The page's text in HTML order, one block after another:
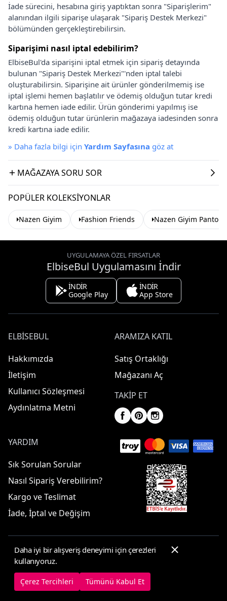
İade sürecini, hesabına giriş yaptıktan sonra "Siparişlerim"
alanından ilgili siparişe ulaşarak "Sipariş Destek Merkezi"
bölümünden gerçekleştirebilirsin.
Siparişimi nasıl iptal edebilirim?
ElbiseBul'da siparişini iptal etmek için sipariş detayında
bulunan "Sipariş Destek Merkezi"'nden iptal talebi
oluşturabilirsin. Siparişine ait ürünler gönderilmemiş ise
iptal işlemi hemen başlatılır ve ödemiş olduğun tutar kredi
kartına hemen iade edilir. Ürün gönderimi yapılmış ise
ödemiş olduğun tutar ürünlerin mağazaya iadesinden sonra
kredi kartına iade edilir.
» Daha fazla bilgi için Yardım Sayfasına göz at
MAĞAZAYA SORU SOR
POPÜLER KOLEKSIYONLAR
Nazen Giyim Fashion Friends Nazen Giyim
UYGULAMAYA ÖZEL FIRSATLAR
ElbiseBul Uygulamasını İndir
İNDİR
Google Play
İNDİR
App Store
ELBISEBUL
Hakkımızda
İletişim
Kullanıcı Sözleşmesi
Aydınlatma Metni
ARAMIZA KATIL
Satış Ortaklığı
Mağazanı Aç
TAKIP ET
YARDIM
Sık Sorulan Sorular
Nasıl Sipariş Verebilirim?
Kargo ve Teslimat
İade, İptal ve Değişim
© 2025 ElbiseBul -
Çerez Tercihleri Çerez Politikası
Daha iyi bir alışveriş deneyimi için çerezleri
kullanıyoruz.
Çerez Tercihleri Tümünü Kabul Et